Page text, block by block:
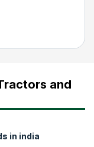
and
in india